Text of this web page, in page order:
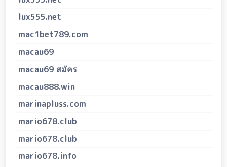
lux555.net
mac1bet789.com
macau69
macau69 สมัคร
macau888.win
marinapluss.com
mario678.club
mario678.club
mario678.info